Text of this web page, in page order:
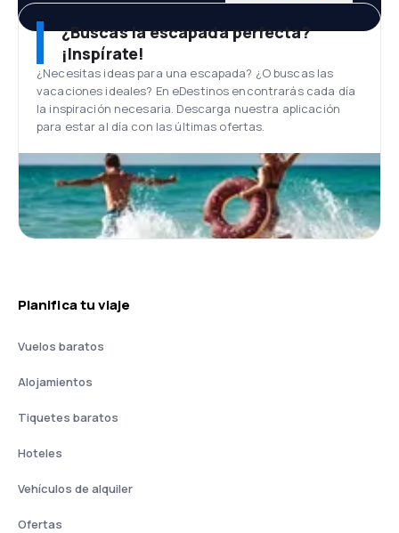
¿Buscas la escapada perfecta?
¡Inspírate!
¿Necesitas ideas para una escapada? ¿O buscas las
vacaciones ideales? En eDestinos encontrarás cada día
la inspiración necesaria. Descarga nuestra aplicación
para estar al día con las últimas ofertas.
Planifica tu viaje
Vuelos baratos
Alojamientos
Tiquetes baratos
Hoteles
Vehículos de alquiler
Ofertas